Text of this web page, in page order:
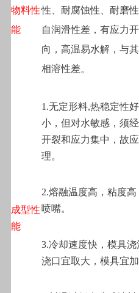
物料性
能
性、耐腐蚀性、耐磨
自润滑性差，有应力
向，高温易水解，与
相溶性差。
成型性
能
1.无定形料,热稳定性
小，但对水敏感，须
开裂和应力集中，故
理。
2.熔融温度高，粘度
喷嘴。
3.冷却速度快，模具
浇口宜取大，模具宜加